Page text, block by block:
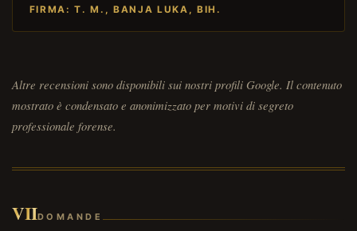
FIRMA: T. M., BANJA LUKA, BIH.
Altre recensioni sono disponibili sui nostri profili Google. Il contenuto
mostrato è condensato e anonimizzato per motivi di segreto
professionale forense.
VIIDOMANDE